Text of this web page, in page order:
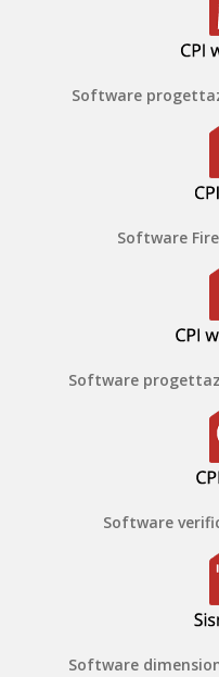
Software
Software
Software
Software
Software